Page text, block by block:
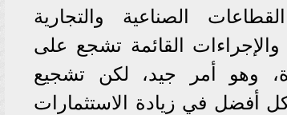
الصناعية والتجارية
القائمة تشجع على
وهو أمر جيد، لكن تشجيع
أفضل في زيادة الاستثمارات